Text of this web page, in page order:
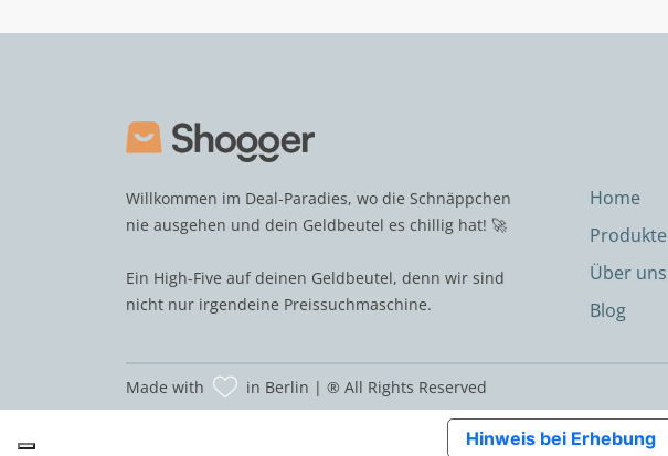
Willkommen im Deal-Paradies, wo die Schnäppchen
nie ausgehen und dein Geldbeutel es chillig hat! 🚀
Ein High-Five auf deinen Geldbeutel, denn wir sind
nicht nur irgendeine Preissuchmaschine.
Home
Produkte
Über uns
Blog
Made with in Berlin | ® All Rights Reserved
Hinweis bei Erhebung